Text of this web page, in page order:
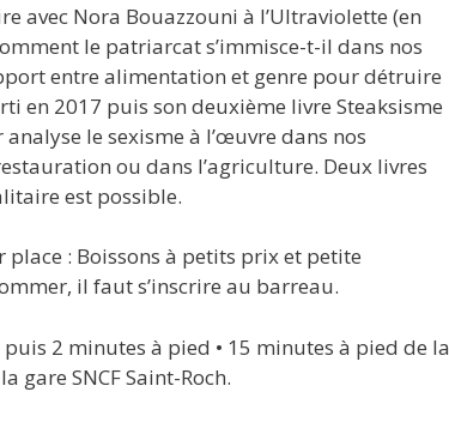
avec Nora Bouazzouni à l’Ultraviolette (en
le patriarcat s’immisce-t-il dans nos
entre alimentation et genre pour détruire
en 2017 puis son deuxième livre Steaksisme
le sexisme à l’œuvre dans nos
ou dans l’agriculture. Deux livres
est possible.
: Boissons à petits prix et petite
il faut s’inscrire au barreau.
2 minutes à pied • 15 minutes à pied de la
gare SNCF Saint-Roch.